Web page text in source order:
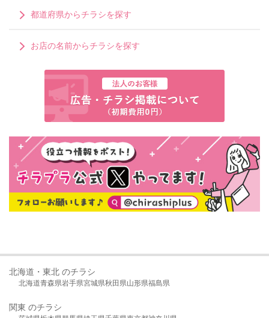
都道府県からチラシを探す
お店の名前からチラシを探す
北海道・東北 のチラシ
北海道青森県岩手県宮城県秋田県山形県福島県
関東 のチラシ